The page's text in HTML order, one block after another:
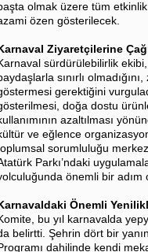
olmak üzere tüm
özen gösterilecek.
Ziyaretçilerine
sürdürülebilirlik ekibi,
sınırlı
gerektiğini
doğa dostu
azaltılması
ve eğlence
sorumluluğu
Parkı’ndaki
önemli bir adım
Önemli
bu yıl karnavalda
belirtti. Şehrin dört bir
dahilinde kendi